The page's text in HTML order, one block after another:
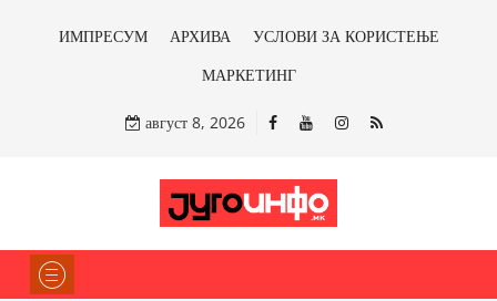
ИМПРЕСУМ АРХИВА
УСЛОВИ ЗА КОРИСТЕЊЕ
МАРКЕТИНГ
август 8, 2026